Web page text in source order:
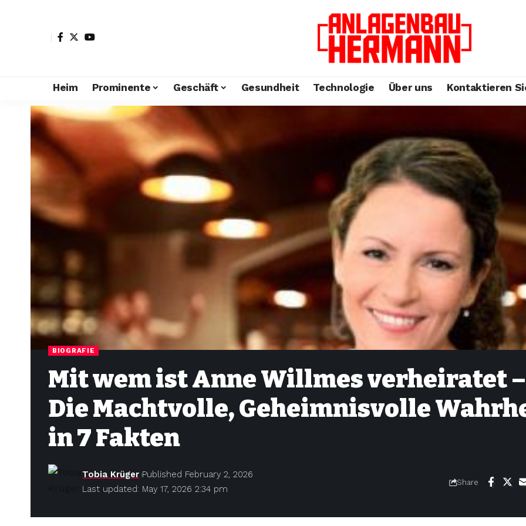
Heim Prominente Geschäft Gesundheit Technologie Über uns Kontaktieren
BIOGRAFIE
Mit wem ist Anne Willmes verheiratet –
Die Machtvolle, Geheimnisvolle
in 7 Fakten
Last updated: May 17, 2026 2:34 pm
Tobia Krüger Published February 2, 2026
Share